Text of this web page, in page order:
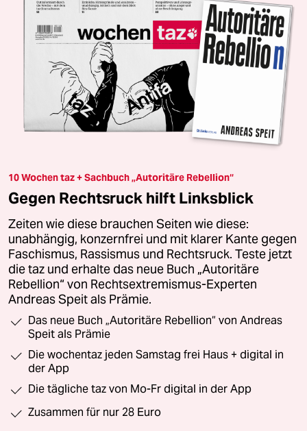
10 Wochen taz + Sachbuch „Autoritäre Rebellion“
Gegen Rechtsruck hilft Linksblick
Zeiten wie diese brauchen Seiten wie diese:
unabhängig, konzernfrei und mit klarer Kante gegen
Faschismus, Rassismus und Rechtsruck. Teste jetzt
die taz und erhalte das neue Buch „Autoritäre
Rebellion“ von Rechtsextremismus-Experten
Andreas Speit als Prämie.
Das neue Buch „Autoritäre Rebellion“ von Andreas
Speit als Prämie
Die wochentaz jeden Samstag frei Haus + digital in
der App
Die tägliche taz von Mo-Fr digital in der App
Zusammen für nur 28 Euro